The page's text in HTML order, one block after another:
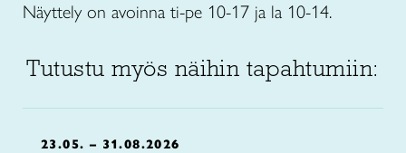
Näyttely on avoinna ti-pe 10-17 ja la 10-14.
Tutustu myös näihin tapahtumiin:
23.05. – 31.08.2026